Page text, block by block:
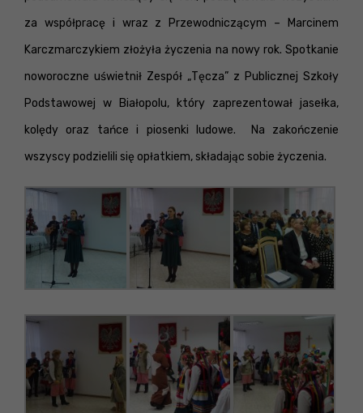
za współpracę i wraz z Przewodniczącym – Marcinem
Karczmarczykiem złożyła życzenia na nowy rok. Spotkanie
noworoczne uświetnił Zespół „Tęcza” z Publicznej Szkoły
Podstawowej w Białopolu, który zaprezentował jasełka,
kolędy oraz tańce i piosenki ludowe. Na zakończenie
wszyscy podzielili się opłatkiem,składając sobie życzenia.